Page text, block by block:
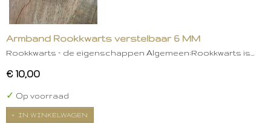
Armband Rookkwarts verstelbaar 6 MM
Rookkwarts – de eigenschappen Algemeen:Rookkwarts is…
€ 10,00
✓ Op voorraad
IN WINKELWAGEN